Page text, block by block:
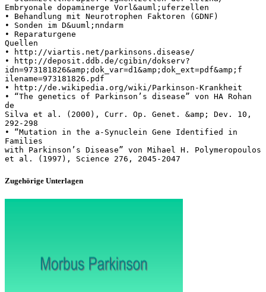
Embryonale dopaminerge Vorl&auml;uferzellen
• Behandlung mit Neurotrophen Faktoren (GDNF)
• Sonden im D&uuml;nndarm
• Reparaturgene
Quellen
• http://viartis.net/parkinsons.disease/
• http://deposit.ddb.de/cgibin/dokserv?
idn=973181826&amp;dok_var=d1&amp;dok_ext=pdf&amp;f
ilename=973181826.pdf
• http://de.wikipedia.org/wiki/Parkinson-Krankheit
• “The genetics of Parkinson’s disease” von HA Rohan
de
Silva et al. (2000), Curr. Op. Genet. &amp; Dev. 10,
292-298
• “Mutation in the a-Synuclein Gene Identified in
Families
with Parkinson’s Disease” von Mihael H. Polymeropoulos
Zugehörige Unterlagen